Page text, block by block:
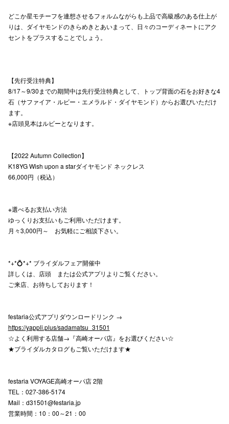
どこか星モチーフを連想させるフォルムながらも上品で高級感のある仕上が
りは、ダイヤモンドのきらめきとあいまって、日々のコーディネートにアク
セントをプラスすることでしょう。
【先行受注特典】
8/17～9/30までの期間中は先行受注特典として、トップ背面の石をお好きな4
石（サファイア・ルビー・エメラルド・ダイヤモンド）からお選びいただけ
ます。
※店頭見本はルビーとなります。
【2022 Autumn Collection】
K18YG Wish upon a starダイヤモンド ネックレス
66,000円（税込）
※選べるお支払い方法
ゆっくりお支払いもご利用いただけます。
月々3,000円～ お気軽にご相談下さい。
*+*💍*+* ブライダルフェア開催中
詳しくは、店頭 または公式アプリよりご覧ください。
ご来店、お待ちしております！
festaria公式アプリダウンロードリンク →
https://yappli.plus/sadamatsu_31501
☆よく利用する店舗→『高崎オーパ店』をお選びください☆
★ブライダルカタログもご覧いただけます★
festaria VOYAGE高崎オーパ店 2階
TEL：027-386-5174
Mail：d31501@festaria.jp
営業時間：10：00～21：00